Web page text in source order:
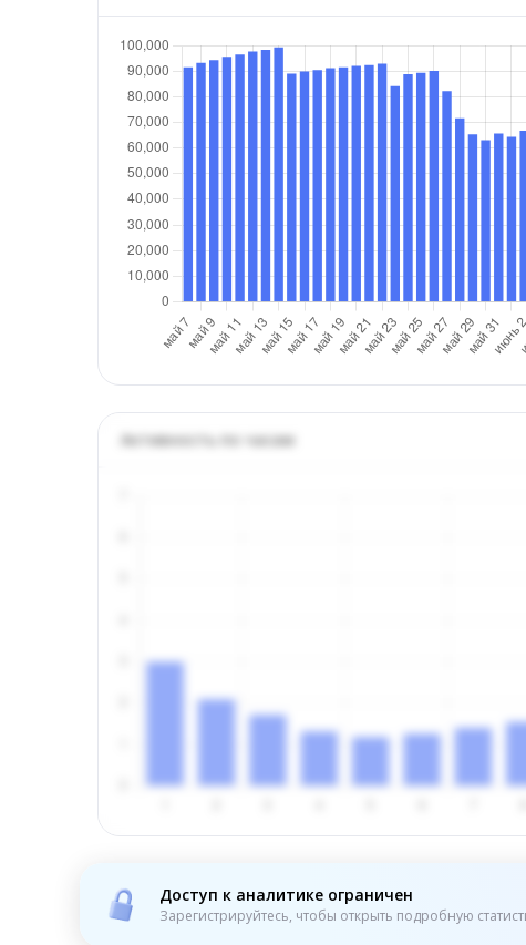
Активность по часам
Доступ к аналитике ограничен
Зарегистрируйтесь, чтобы открыть подробную